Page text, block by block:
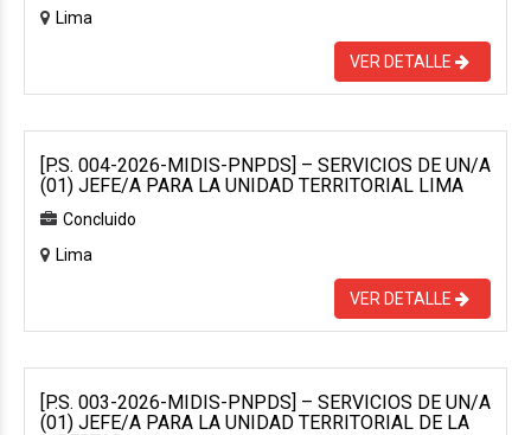
Lima
VER DETALLE
[P.S. 004-2026-MIDIS-PNPDS] – SERVICIOS DE UN/A
(01) JEFE/A PARA LA UNIDAD TERRITORIAL LIMA
Concluido
Lima
VER DETALLE
[P.S. 003-2026-MIDIS-PNPDS] – SERVICIOS DE UN/A
(01) JEFE/A PARA LA UNIDAD TERRITORIAL DE LA